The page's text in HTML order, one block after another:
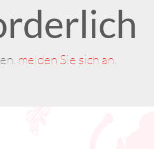
melden Sie sich an